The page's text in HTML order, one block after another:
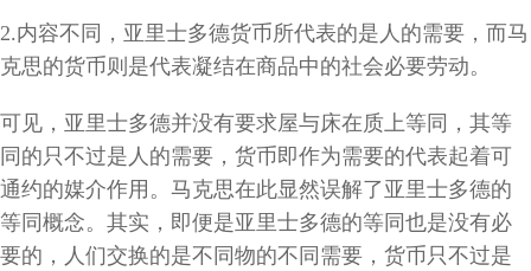
2.内容不同，亚里士多德货币所代表的是人的需要，而马
克思的货币则是代表凝结在商品中的社会必要劳动。
可见，亚里士多德并没有要求屋与床在质上等同，其等
同的只不过是人的需要，货币即作为需要的代表起着可
通约的媒介作用。马克思在此显然误解了亚里士多德的
等同概念。其实，即便是亚里士多德的等同也是没有必
要的，人们交换的是不同物的不同需要，货币只不过是